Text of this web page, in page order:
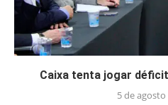
Caixa tenta jogar
5 de agosto